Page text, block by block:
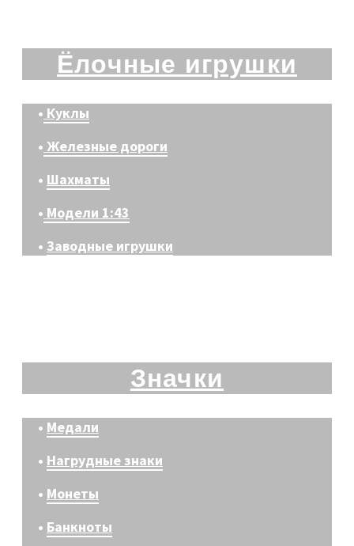
Ёлочные игрушки
• Куклы
• Железные дороги
• Шахматы
• Модели 1:43
• Заводные игрушки
Значки
• Медали
• Нагрудные знаки
• Монеты
• Банкноты